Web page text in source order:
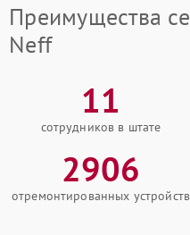
Преимущества
Neff
11
сотрудников в штате
2906
отремонтированных устройств